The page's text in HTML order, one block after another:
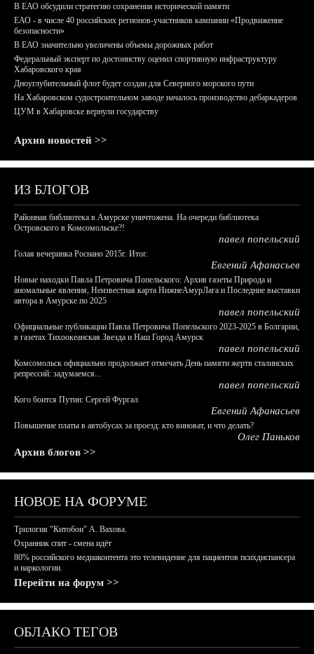
В ЕАО обсудили стратегию сохранения исторической памяти
ЕАО - в числе 40 российских регионов-участников кампании «Продвижение
безопасности»
В ЕАО значительно увеличены объемы дорожных работ
Федеральный эксперт по достоинству оценил спортивную инфраструктуру
Хабаровского края
Дноуглубительный флот будет создан для Северного морского пути
На Хабаровском судостроительном заводе началось производство дебаркадеров
ЦУМ в Хабаровске вернули государству
Архив новостей >>
ИЗ БЛОГОВ
Районная библиотека в Амурске уничтожена. На очереди библиотека
Островского в Комсомольске?!
павел попельский
Голая вечеринка Роснано 2015г. Итог.
Евгений Афанасьев
Новые находки Павла Петровича Попельского: Архив газеты Природа и
аномальные явления, Неизвестная карта НижнеАмурЛага и Последние выставки
автора в Амурске по 2025
павел попельский
Официальные публикации Павла Петровича Попельского 2023-2025 в Болгарии,
в газетах Тихоокеанская Звезда и Наш Город Амурск
павел попельский
Комсомольск официально продолжает отмечать День памяти жертв сталинских
репрессий: задумаемся...
павел попельский
Кого боится Путин: Сергей Фургал
Евгений Афанасьев
Повышение платы в автобусах за проезд: кто виноват, и что делать?
Олег Паньков
Архив блогов >>
НОВОЕ НА ФОРУМЕ
Трилогия "Китобои" А. Вахова.
Охранник спит - смена идёт
80% российского медиаконтента это телевидение для пациентов психдиспансера
и наркологии.
Перейти на форум >>
ОБЛАКО ТЕГОВ